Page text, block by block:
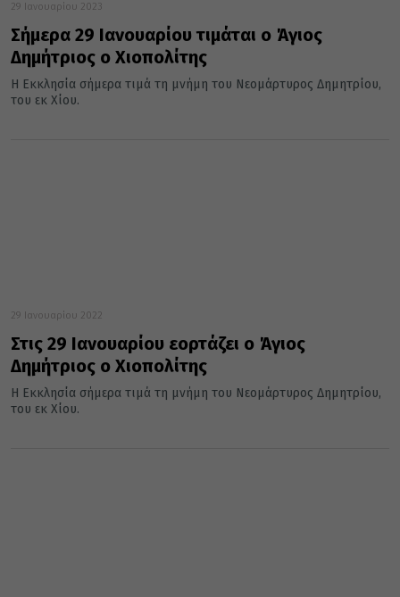
29 Ιανουαρίου 2023
Σήμερα 29 Ιανουαρίου τιμάται ο Άγιος
Δημήτριος ο Χιοπολίτης
Η Εκκλησία σήμερα τιμά τη μνήμη του Νεομάρτυρος Δημητρίου,
του εκ Χίου.
29 Ιανουαρίου 2022
Στις 29 Ιανουαρίου εορτάζει ο Άγιος
Δημήτριος ο Χιοπολίτης
Η Εκκλησία σήμερα τιμά τη μνήμη του Νεομάρτυρος Δημητρίου,
του εκ Χίου.